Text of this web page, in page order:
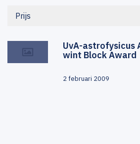
Prijs
UvA-astrofysicus
wint Block Award
2 februari 2009